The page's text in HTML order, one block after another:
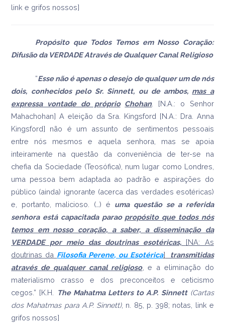
link e grifos nossos]
Propósito que Todos Temos em Nosso Coração:
Difusão da VERDADE Através de Qualquer Canal Religioso
“Esse não é apenas o desejo de qualquer um de nós
dois, conhecidos pelo Sr. Sinnett, ou de ambos, mas a
expressa vontade do próprio Chohan. [N.A.: o Senhor
Mahachohan] A eleição da Sra. Kingsford [N.A.: Dra. Anna
Kingsford] não é um assunto de sentimentos pessoais
entre nós mesmos e aquela senhora, mas se apoia
inteiramente na questão da conveniência de ter-se na
chefia da Sociedade (Teosófica), num lugar como Londres,
uma pessoa bem adaptada ao padrão e aspirações do
público (ainda) ignorante (acerca das verdades esotéricas)
e, portanto, malicioso. (…) é uma questão se a referida
senhora está capacitada parao propósito que todos nós
temos em nosso coração, a saber, a disseminação da
VERDADE por meio das doutrinas esotéricas, [NA: As
doutrinas da Filosofia Perene, ou Esotérica] transmitidas
através de qualquer canal religioso, e a eliminação do
materialismo crasso e dos preconceitos e ceticismo
cegos.” [K.H.
The Mahatma Letters to A.P. Sinnett(Cartas
dos Mahatmas para A.P. Sinnett), n. 85, p. 398; notas, link e
grifos nossos]